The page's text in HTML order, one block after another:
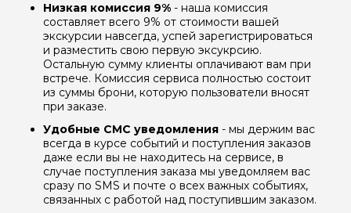
Низкая комиссия 9% - наша комиссия
составляет всего 9% от стоимости вашей
экскурсии навсегда, успей зарегистрироваться
и разместить свою первую эксукрсию.
Остальную сумму клиенты оплачивают вам при
встрече. Комиссия сервиса полностью состоит
из суммы брони, которую пользователи вносят
при заказе.
Удобные СМС уведомления - мы держим вас
всегда в курсе событий и поступления заказов
даже если вы не находитесь на сервисе, в
случае поступления заказа мы уведомляем вас
сразу по SMS и почте о всех важных событиях,
связанных с работой над поступившим заказом.